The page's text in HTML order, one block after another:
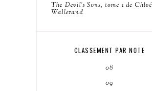
The Devil's Sons, tome 1 de Chloé
Wallerand
CLASSEMENT PAR NOTE
08
09